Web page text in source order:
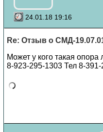
24.01.18 19:16
Re: Отзыв о СМД-
Может у кого такая опора
8-923-295-1303 Тел 8-